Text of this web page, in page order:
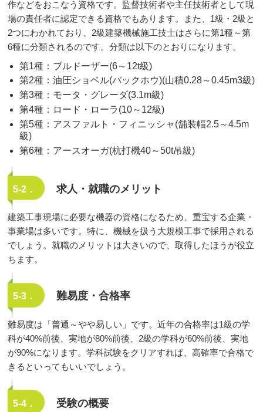
作などをおこなう資格です。監督技術者や主任技術者として現
場の責任者に認定できる資格でもあります。また、1級・2級と
2つにわかれており、2級建築機械施工技士はさらに第1種～第
6種に分類されるのです。分類は以下のとおりになります。
第1種：ブルドーザー(6～12t級)
第2種：油圧ショベル(バックホウ)(山積0.28～0.45m3級)
第3種：モータ・グレーダ(3.1m級)
第4種：ロード・ローラ(10～12級)
第5種：アスファルト・フィニッシャ(舗装幅2.5～4.5m
級)
第6種：アースオーガ(杭打機40～50t吊級)
5-2． 求人・就職のメリット
建築工事現場に必要な機器の資格になるため、重宝する企業・
事業場は多いです。特に、機械を扱う大規模工事で採用される
でしょう。就職のメリットは大きいので、取得したほうが役立
ちます。
5-3． 難易度・合格率
難易度は「普通～やや易しい」です。近年の合格率は1級の学
科が40%前後、実地が80%前後、2級の学科が60%前後、実地
が90%になります。学科試験をクリアすれば、高確率で合格で
きるといってもいいでしょう。
5-4． 受験の概要